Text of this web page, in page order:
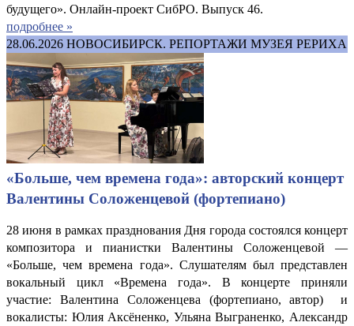
будущего». Онлайн-проект СибРО. Выпуск 46.
подробнее »
28.06.2026 НОВОСИБИРСК. РЕПОРТАЖИ МУЗЕЯ РЕРИХА
«Больше, чем времена года»: авторский концерт
Валентины Соложенцевой (фортепиано)
28 июня в рамках празднования Дня города состоялся концерт
композитора и пианистки Валентины Соложенцевой —
«Больше, чем времена года». Слушателям был представлен
вокальный цикл «Времена года». В концерте приняли
участие: Валентина Соложенцева (фортепиано, автор) и
вокалисты: Юлия Аксёненко, Ульяна Выграненко, Александр